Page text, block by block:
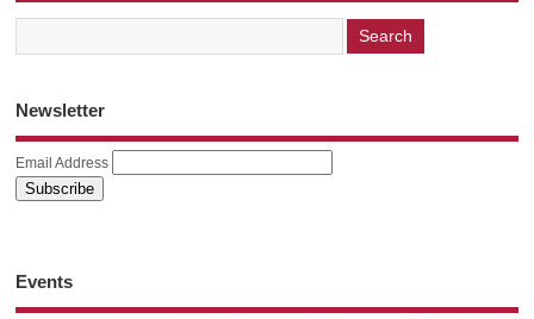
Newsletter
Email Address
Events